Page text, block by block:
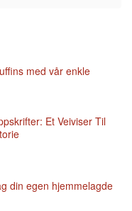
med vår enkle
Et Veiviser Til
din egen hjemmelagde